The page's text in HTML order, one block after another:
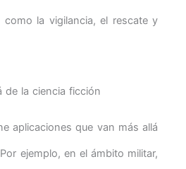
como la vigilancia, el rescate y
de la ciencia ficción
aplicaciones que van más allá
ejemplo, en el ámbito militar,